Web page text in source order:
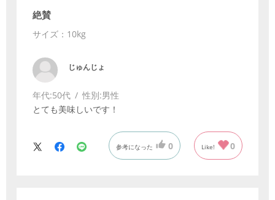
絶賛
サイズ：10kg
じゅんじょ
年代:50代 性別:男性
とても美味しいです！
参考になった 0 Like! 0